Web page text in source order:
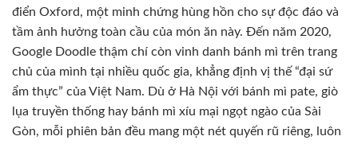
điển Oxford, một minh chứng hùng hồn cho sự độc đáo và
tầm ảnh hưởng toàn cầu của món ăn này. Đến năm 2020,
Google Doodle thậm chí còn vinh danh bánh mì trên trang
chủ của mình tại nhiều quốc gia, khẳng định vị thế “đại sứ
ẩm thực” của Việt Nam. Dù ở Hà Nội với bánh mì pate, giò
lụa truyền thống hay bánh mì xíu mại ngọt ngào của Sài
Gòn, mỗi phiên bản đều mang một nét quyến rũ riêng, luôn